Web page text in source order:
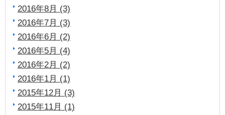
2016年8月 (3)
2016年7月 (3)
2016年6月 (2)
2016年5月 (4)
2016年2月 (2)
2016年1月 (1)
2015年12月 (3)
2015年11月 (1)